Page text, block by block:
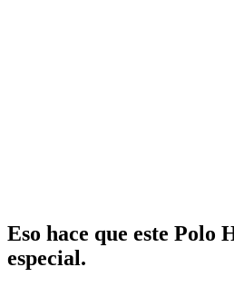
Eso hace que este Polo
especial.